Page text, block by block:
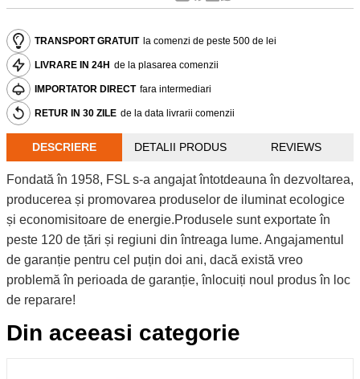
TRANSPORT GRATUIT la comenzi de peste 500 de lei
LIVRARE IN 24H de la plasarea comenzii
IMPORTATOR DIRECT fara intermediari
RETUR IN 30 ZILE de la data livrarii comenzii
DESCRIERE DETALII PRODUS REVIEWS
Fondată în 1958, FSL s-a angajat întotdeauna în dezvoltarea,
producerea și promovarea produselor de iluminat ecologice
și economisitoare de energie.Produsele sunt exportate în
peste 120 de țări și regiuni din întreaga lume. Angajamentul
de garanție pentru cel puțin doi ani, dacă există vreo
problemă în perioada de garanție, înlocuiți noul produs în loc
de reparare!
Din aceeasi categorie